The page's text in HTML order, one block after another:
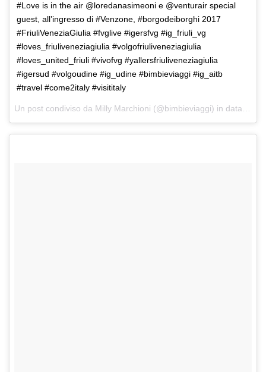
#Love is in the air @loredanasimeoni e @venturair special
guest, all’ingresso di #Venzone, #borgodeiborghi 2017
#FriuliVeneziaGiulia #fvglive #igersfvg #ig_friuli_vg
#loves_friuliveneziagiulia #volgofriuliveneziagiulia
#loves_united_friuli #vivofvg #yallersfriuliveneziagiulia
#igersud #volgoudine #ig_udine #bimbieviaggi #ig_aitb
#travel #come2italy #visititaly
Un post condiviso da Milly Marchioni (@bimbieviaggi) in data:5